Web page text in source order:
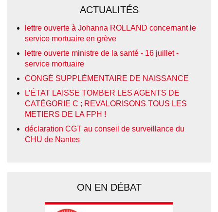
ACTUALITÉS
lettre ouverte à Johanna ROLLAND concernant le
service mortuaire en grève
lettre ouverte ministre de la santé - 16 juillet -
service mortuaire
CONGÉ SUPPLÉMENTAIRE DE NAISSANCE
L’ÉTAT LAISSE TOMBER LES AGENTS DE
CATÉGORIE C ; REVALORISONS TOUS LES
METIERS DE LA FPH !
déclaration CGT au conseil de surveillance du
CHU de Nantes
ON EN DÉBAT